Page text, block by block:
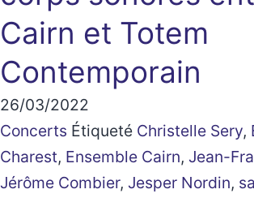
Cairn et Totem
Contemporain
26/03/2022
Concerts Étiqueté Christelle Sery,
Charest, Ensemble Cairn, Jean-
Jérôme Combier, Jesper Nordin,